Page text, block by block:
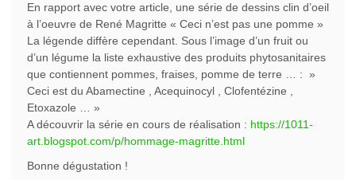
En rapport avec votre article, une série de dessins clin d’oeil
à l’oeuvre de René Magritte « Ceci n’est pas une pomme »
La légende diffère cependant. Sous l’image d’un fruit ou
d’un légume la liste exhaustive des produits phytosanitaires
que contiennent pommes, fraises, pomme de terre … : »
Ceci est du Abamectine , Acequinocyl , Clofentézine ,
Etoxazole … »
A découvrir la série en cours de réalisation : https://1011-
art.blogspot.com/p/hommage-magritte.html
Bonne dégustation !